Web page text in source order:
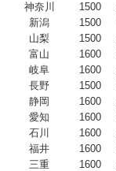
神奈川
1500
新潟
1500
山梨
1500
富山
1600
岐阜
1600
長野
1500
静岡
1600
愛知
1600
石川
1600
福井
1600
三重
1600